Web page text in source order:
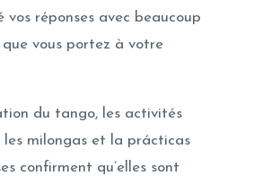
vos réponses avec beaucoup
que vous portez à votre
du tango, les activités
les milongas et la prácticas
confirment qu’elles sont